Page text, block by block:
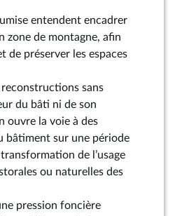
entendent encadrer
zone de montagne, afin
de préserver les espaces
sans
du bâti ni de son
ouvre la voie à des
bâtiment sur une période
de l’usage
ou naturelles des
pression foncière